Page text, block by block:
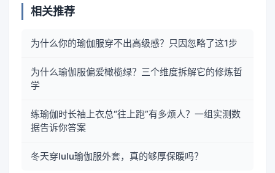
相关推荐
为什么你的瑜伽服穿不出高级感？只因忽略了这1步
为什么瑜伽服偏爱橄榄绿？三个维度拆解它的修炼哲
学
练瑜伽时长袖上衣总“往上跑”有多烦人？一组实测数
据告诉你答案
冬天穿lulu瑜伽服外套，真的够厚保暖吗？